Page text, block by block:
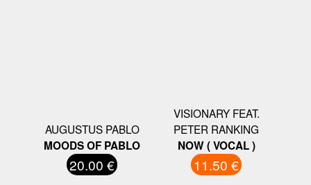
AUGUSTUS PABLO
MOODS OF PABLO
20.00 €
VISIONARY FEAT.
PETER RANKING
NOW ( VOCAL )
11.50 €